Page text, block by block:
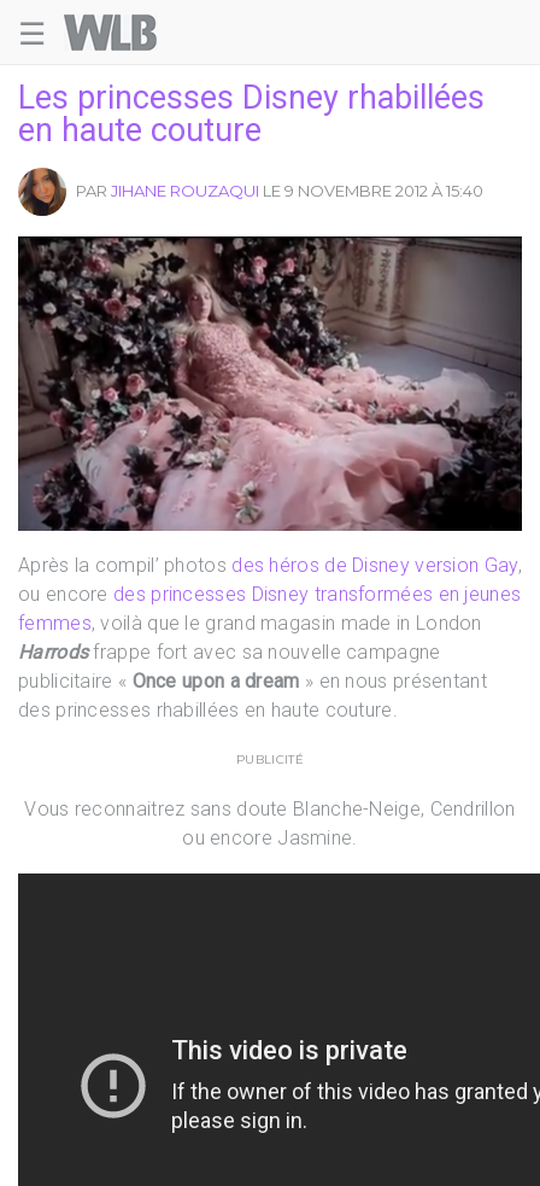
☰
Les princesses Disney rhabillées
en haute couture
PAR JIHANE ROUZAQUI LE 9 NOVEMBRE 2012 À 15:40
Après la compil’ photos des héros de Disney version Gay,
ou encore des princesses Disney transformées en jeunes
femmes, voilà que le grand magasin made in London
Harrodsfrappe fort avec sa nouvelle campagne
publicitaire « Once upon a dream » en nous présentant
des princesses rhabillées en haute couture.
PUBLICITÉ
Vous reconnaitrez sans doute Blanche-Neige, Cendrillon
ou encore Jasmine.